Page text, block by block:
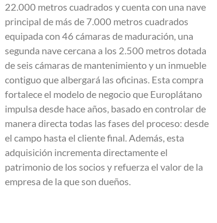
22.000 metros cuadrados y cuenta con una nave
principal de más de 7.000 metros cuadrados
equipada con 46 cámaras de maduración, una
segunda nave cercana a los 2.500 metros dotada
de seis cámaras de mantenimiento y un inmueble
contiguo que albergará las oficinas. Esta compra
fortalece el modelo de negocio que Europlátano
impulsa desde hace años, basado en controlar de
manera directa todas las fases del proceso: desde
el campo hasta el cliente final. Además, esta
adquisición incrementa directamente el
patrimonio de los socios y refuerza el valor de la
empresa de la que son dueños.